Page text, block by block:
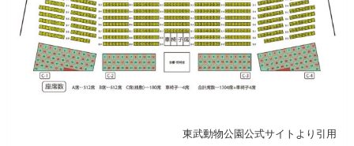
東武動物公園公式サイトより引用